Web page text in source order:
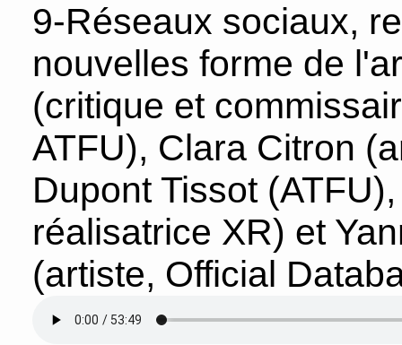
9-Réseaux sociaux,
nouvelles forme de
(critique et
ATFU), Clara Citron
Dupont Tissot
réalisatrice XR) et
(artiste, Official